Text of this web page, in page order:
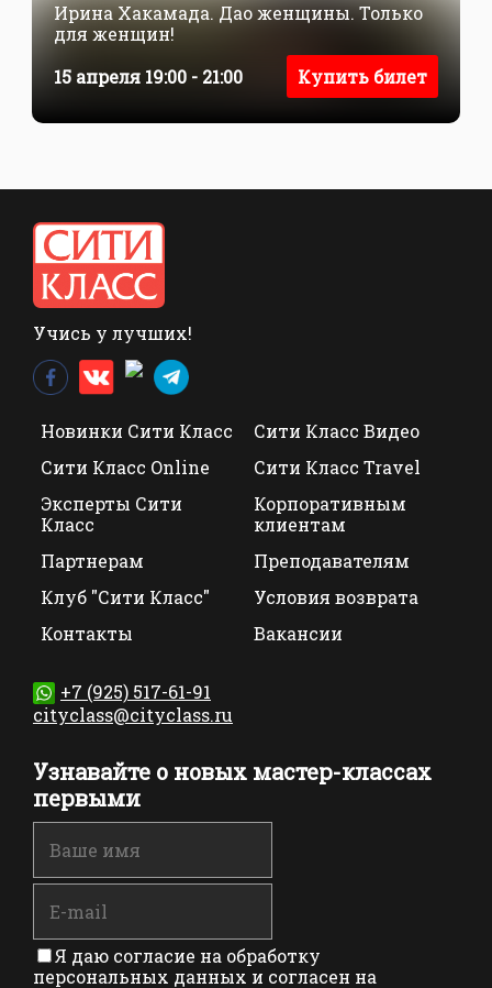
Ирина Хакамада. Дао женщины. Только
для женщин!
15 апреля 19:00 - 21:00
Купить билет
Учись у лучших!
Новинки Сити Класс
Сити Класс Видео
Сити Класс Online
Сити Класс Travel
Эксперты Сити
Класс
Корпоративным
клиентам
Партнерам
Преподавателям
Клуб "Сити Класс"
Условия возврата
Контакты
Вакансии
+7 (925) 517-61-91
cityclass@cityclass.ru
Узнавайте о новых мастер-классах
первыми
Я даю согласие на обработку
персональных данных и согласен на